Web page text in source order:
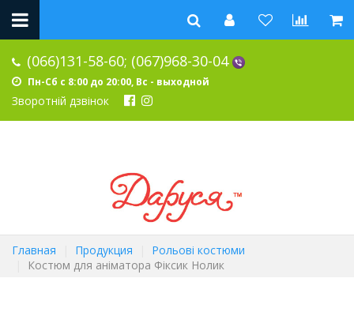
(066)131-58-60; (067)968-30-04
Пн-Сб с 8:00 до 20:00, Вс - выходной
Зворотній дзвінок
Главная Продукция
Рольові костюми
Костюм для аніматора Фіксик Нолик